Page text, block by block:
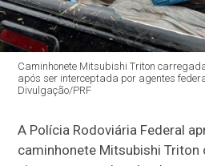
Caminhonete Mitsubishi Triton
após ser interceptada por agentes
Divulgação/PRF
A Polícia Rodoviária Federal
caminhonete Mitsubishi Triton